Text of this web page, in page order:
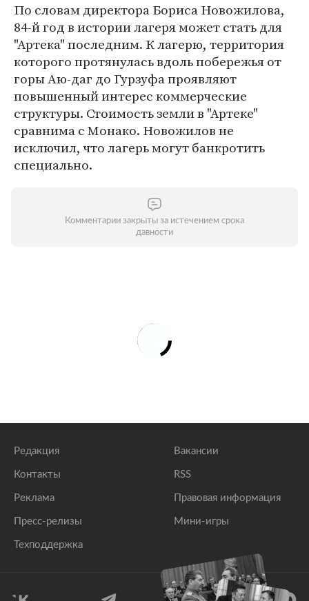
По словам директора Бориса Новожилова,
84-й год в истории лагеря может стать для
"Артека" последним. К лагерю, территория
которого протянулась вдоль побережья от
горы Аю-даг до Гурзуфа проявляют
повышенный интерес коммерческие
структуры. Стоимость земли в "Артеке"
сравнима с Монако. Новожилов не
исключил, что лагерь могут банкротить
специально.
Комментарии закрыты за истечением срока
давности
Редакция
Контакты
Реклама
Пресс-релизы
Техподдержка
Вакансии
RSS
Правовая информация
Мини-игры